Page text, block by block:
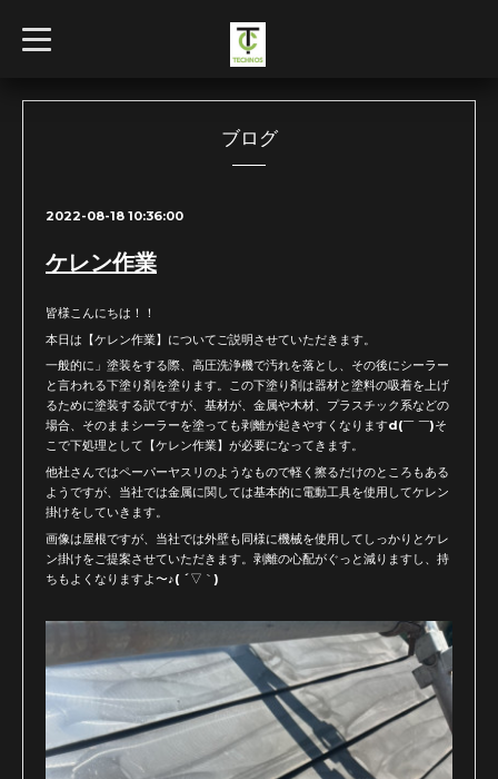
t
o
l
ブログ
2022-08-18 10:36:00
ケレン作業
皆様こんにちは！！
本日は【ケレン作業】についてご説明させていただきます。
一般的に」塗装をする際、高圧洗浄機で汚れを落とし、その後にシーラー
と言われる下塗り剤を塗ります。この下塗り剤は器材と塗料の吸着を上げ
るために塗装する訳ですが、基材が、金属や木材、プラスチック系などの
場合、そのままシーラーを塗っても剥離が起きやすくなりますd(￣ ￣)そ
こで下処理として【ケレン作業】が必要になってきます。
他社さんではペーパーヤスリのようなもので軽く擦るだけのところもある
ようですが、当社では金属に関しては基本的に電動工具を使用してケレン
掛けをしていきます。
画像は屋根ですが、当社では外壁も同様に機械を使用してしっかりとケレ
ン掛けをご提案させていただきます。剥離の心配がぐっと減りますし、持
ちもよくなりますよ〜♪( ´▽｀)